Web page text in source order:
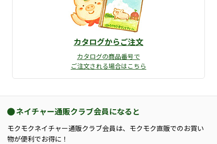
カタログからご注文
カタログの商品番号で
ご注文される場合はこちら
ネイチャー通販クラブ会員になると
モクモクネイチャー通販クラブ会員は、モクモク直販でのお買い
物が便利でお得に！